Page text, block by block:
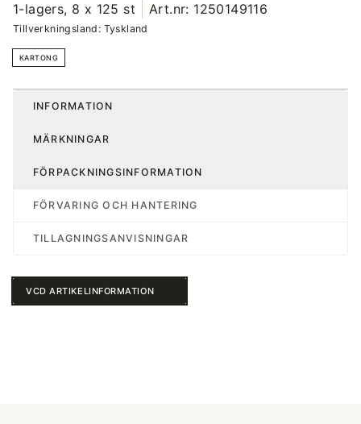
1-lagers, 8 x 125 st Art.nr: 1250149116
Tillverkningsland: Tyskland
KARTONG
INFORMATION
MÄRKNINGAR
FÖRPACKNINGSINFORMATION
FÖRVARING OCH HANTERING
TILLAGNINGSANVISNINGAR
VCD ARTIKELINFORMATION